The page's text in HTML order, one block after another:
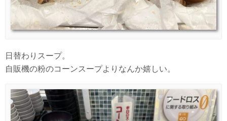
日替わりスープ。
自販機の粉のコーンスープよりなんか嬉しい。